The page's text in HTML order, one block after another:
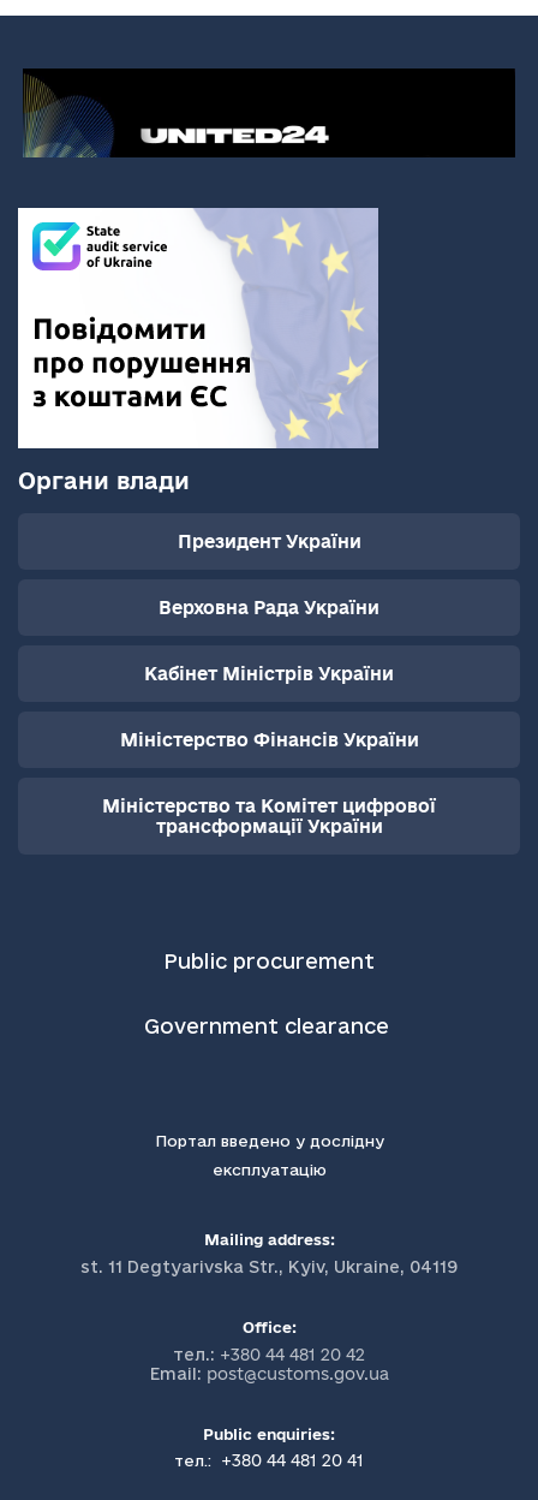
Органи влади
Президент України
Верховна Рада України
Кабінет Міністрів України
Міністерство Фінансів України
Міністерство та Комітет цифрової
трансформації України
Public procurement
Government clearance
Портал введено у дослідну
експлуатацію
Mailing address:
st. 11 Degtyarivska Str., Kyiv, Ukraine, 04119
Office:
тел.: +380 44 481 20 42
Email: post@customs.gov.ua
Public enquiries:
тел.:
+380 44 481 20 41